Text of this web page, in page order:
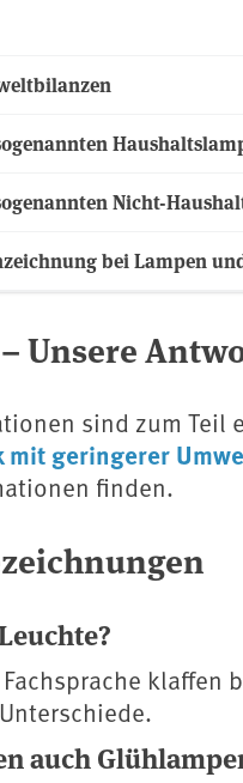
Nicht-
bei Lampen
Unsere
sind zum Teil
mit geringerer
finden.
auch